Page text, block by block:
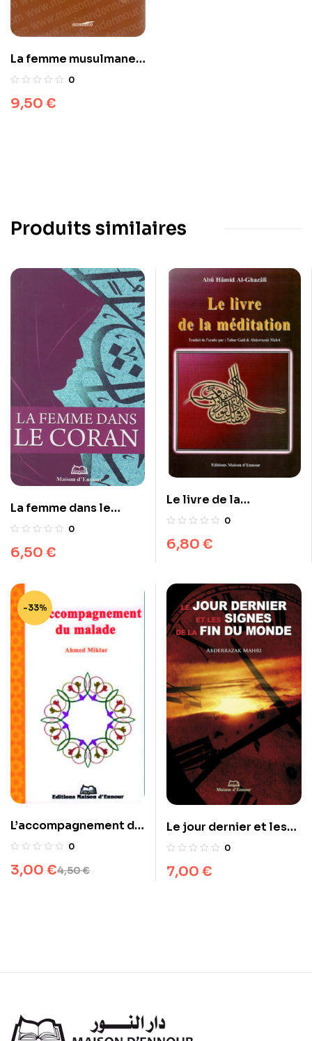
La femme musulmane
dans la société –
0
9,50 €
Produits similaires
La femme dans le
Coran
0
6,50 €
Le livre de la
méditation
0
6,80 €
-33%
L’accompagnement du
malade
0
4,50€
3,00 €
Le jour dernier et les
signes de la fin du
0
7,00 €